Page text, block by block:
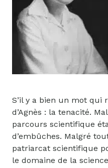
S’il y a bien un mot qui
d’Agnès : la tenacité.
parcours scientifique
d’embûches. Malgré
patriarcat scientifique
le domaine de la